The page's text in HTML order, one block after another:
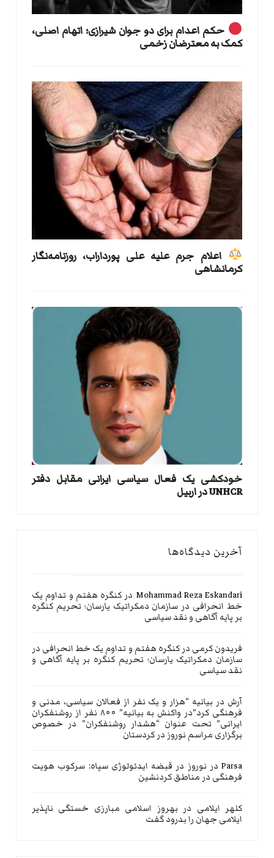
حکم اعدام برای دو جوان شیرازی؛ اتهام اصلی،
کمک به معترضان زخمی
اعلام جرم علیه علی پورداراب، روزنامه‌نگار
کرمانشاهی
خودکشی یک فعال سیاسی ایرانی مقابل دفتر
UNHCR در اربیل
آخرین دیدگاه‌ها
Mohammad Reza Eskandari در کنگره هفتم و تداوم یک
خط انحرافی در سازمان دمکراتیک یارسان؛ تحریم کنگره
بر پایه آگاهی و نقد سیاسی
فریدون کرمی درکنگره هفتم و تداوم یک خط انحرافی در
سازمان دمکراتیک یارسان؛ تحریم کنگره بر پایه آگاهی و
نقد سیاسی
آرش در بیانیه “هزار و یک نفر از فعالان سیاسی، مدنی و
فرهنگی کرد”در واکنش به بیانیه” ۸۰۰ نفر از روشنفکران
ایرانی” تحت عنوان “هشدار روشنفکران” در خصوص
برگزاری مراسم نوروز در کردستان
Parsa در نوروز در قبضه ایدئولوژی سپاه: سرکوب هویت
فرهنگی در مناطق کردنشین
کلهر ایلامی در بهروز اسلامی مبارزی خستگی ناپذیر
ایلامی جهان را بدرود گفت